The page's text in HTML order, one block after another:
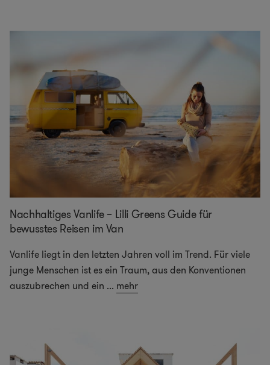
Nachhaltiges Vanlife – Lilli Greens Guide für
bewusstes Reisen im Van
Vanlife liegt in den letzten Jahren voll im Trend. Für viele
junge Menschen ist es ein Traum, aus den Konventionen
auszubrechen und ein ... mehr